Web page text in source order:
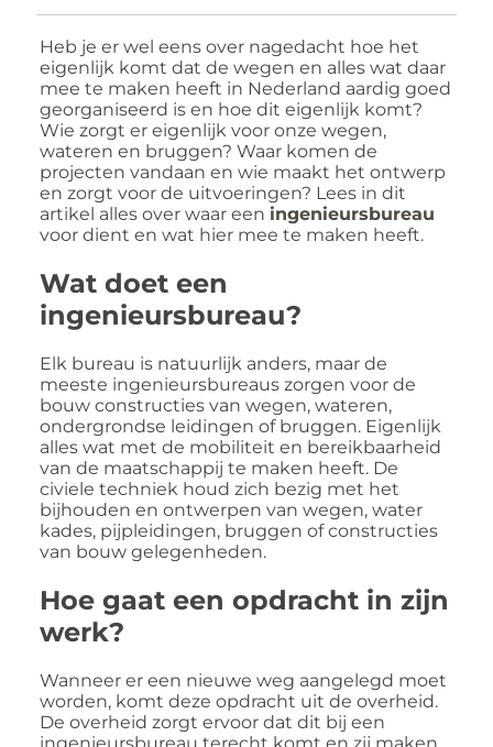
Heb je er wel eens over nagedacht hoe het
eigenlijk komt dat de wegen en alles wat daar
mee te maken heeft in Nederland aardig goed
georganiseerd is en hoe dit eigenlijk komt?
Wie zorgt er eigenlijk voor onze wegen,
wateren en bruggen? Waar komen de
projecten vandaan en wie maakt het ontwerp
en zorgt voor de uitvoeringen? Lees in dit
artikel alles over waar een ingenieursbureau
voor dient en wat hier mee te maken heeft.
Wat doet een
ingenieursbureau?
Elk bureau is natuurlijk anders, maar de
meeste ingenieursbureaus zorgen voor de
bouw constructies van wegen, wateren,
ondergrondse leidingen of bruggen. Eigenlijk
alles wat met de mobiliteit en bereikbaarheid
van de maatschappij te maken heeft. De
civiele techniek houd zich bezig met het
bijhouden en ontwerpen van wegen, water
kades, pijpleidingen, bruggen of constructies
van bouw gelegenheden.
Hoe gaat een opdracht in zijn
werk?
Wanneer er een nieuwe weg aangelegd moet
worden, komt deze opdracht uit de overheid.
De overheid zorgt ervoor dat dit bij een
ingenieursbureau terecht komt en zij maken